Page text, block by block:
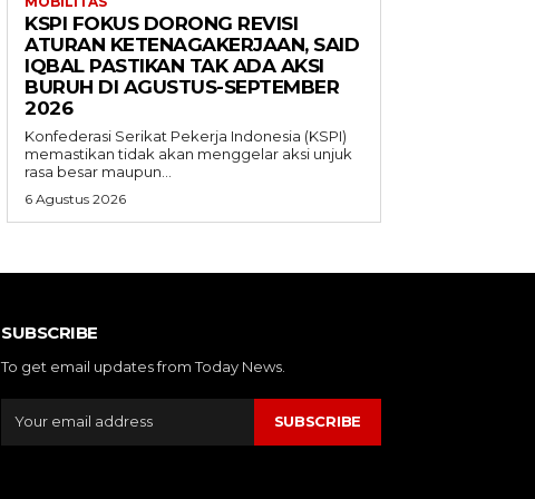
KSPI FOKUS DORONG REVISI
ATURAN KETENAGAKERJAAN, SAID
IQBAL PASTIKAN TAK ADA AKSI
BURUH DI AGUSTUS-SEPTEMBER
2026
Konfederasi Serikat Pekerja Indonesia (KSPI)
memastikan tidak akan menggelar aksi unjuk
rasa besar maupun...
6 Agustus 2026
SUBSCRIBE
To get email updates from Today News.
SUBSCRIBE